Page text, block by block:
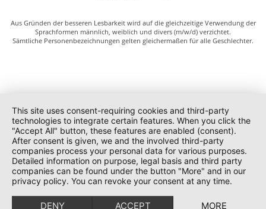
Aus Gründen der besseren Lesbarkeit wird auf die gleichzeitige Verwendung der
Sprachformen männlich, weiblich und divers (m/w/d) verzichtet.
Sämtliche Personenbezeichnungen gelten gleichermaßen für alle Geschlechter.
This site uses consent-requiring cookies and third-party
technologies to integrate certain features. When you click the
"Accept All" button, these features are enabled (consent).
After consent is given, we and the involved third-party
companies process your personal data for various purposes.
Detailed information on purpose, legal basis and third party
companies can be found under the button "More" and in our
privacy policy. You can revoke your consent at any time.
DENY ACCEPT MORE